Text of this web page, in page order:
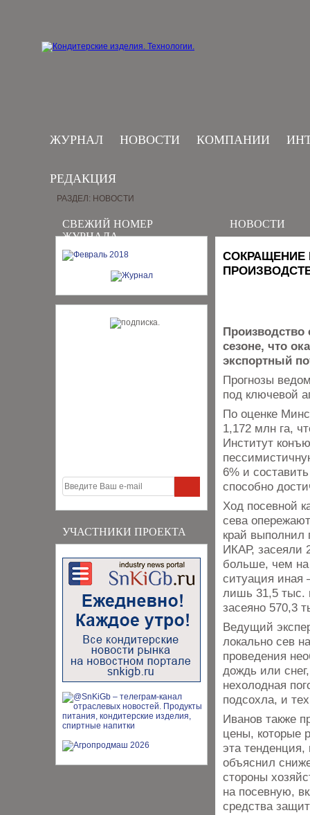
ЖУРНАЛ НОВОСТИ КОМПАНИИ
РЕДАКЦИЯ
СВЕЖИЙ НОМЕР
ЖУРНАЛА
УЧАСТНИКИ ПРОЕКТА
РАЗДЕЛ: НОВОСТИ
НОВОСТИ
СОКРАЩЕНИЕ
Производство
сезоне, что
экспортный
Прогнозы
под ключевой
По оценке
1,172 млн га,
Институт
6% и
способно
Ход посевной
сева
край выполнил
ИКАР, засеяли
больше, чем на
ситуация иная
лишь 31,5 тыс.
засеяно 570,3
Ведущий
локально сев
проведения
дождь или
нехолодная
подсохла, и
Иванов также
цены, которые
эта
объяснил
стороны
на посевную,
средства